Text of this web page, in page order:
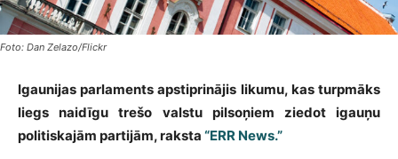
Foto: Dan Zelazo/Flickr
Igaunijas parlaments apstiprinājis likumu, kas turpmāks
liegs naidīgu trešo valstu pilsoņiem ziedot igauņu
politiskajām partijām, raksta “ERR News.”